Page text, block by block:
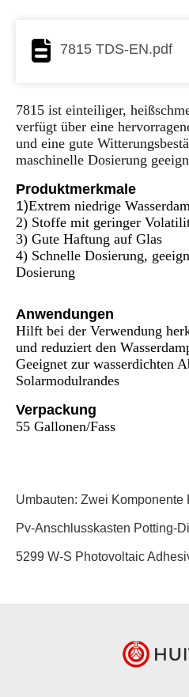
7815 TDS-EN.pdf
7815 ist einteiliger,
verfügt über eine
und eine gute
maschinelle Dosierung
Produktmerkmale
1)Extrem niedrige
2) Stoffe mit geringer
3) Gute Haftung auf Glas
4) Schnelle Dosierung,
Dosierung
Anwendungen
Hilft bei der Verwendung
und reduziert den
Geeignet zur wasserdichten
Solarmodulrandes
Verpackung
55 Gallonen/Fass
Umbauten: Zwei Komponente
Pv-Anschlusskasten Potting-
5299 W-S Photovoltaic